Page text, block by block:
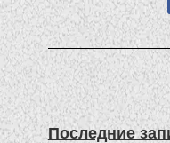
Последние